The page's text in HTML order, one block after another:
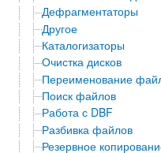
Дефрагментаторы
Другое
Каталогизаторы
Очистка дисков
Переименование
Поиск файлов
Работа с DBF
Разбивка файлов
Резервное